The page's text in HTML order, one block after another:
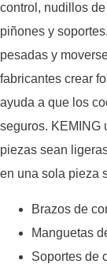
control, nudillos
piñones y
pesadas y
fabricantes crear
ayuda a que los
seguros. KEMING
piezas sean
en una sola pieza
Brazos de
Manguetas
Soportes de